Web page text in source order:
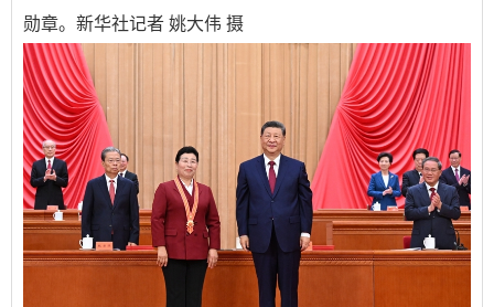
勋章。新华社记者 姚大伟 摄